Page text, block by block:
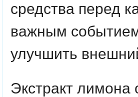
средства перед
важным
улучшить
Экстракт лимона